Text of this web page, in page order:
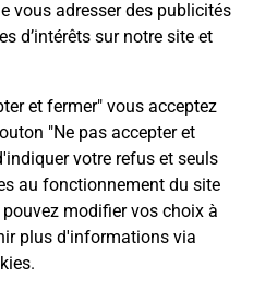
vous adresser des publicités
d’intérêts sur notre site et
et fermer" vous acceptez
"Ne pas accepter et
votre refus et seuls
au fonctionnement du site
modifier vos choix à
plus d'informations via
.
code de la route
quelles
LABORDE